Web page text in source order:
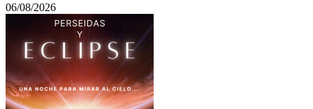
06/08/2026